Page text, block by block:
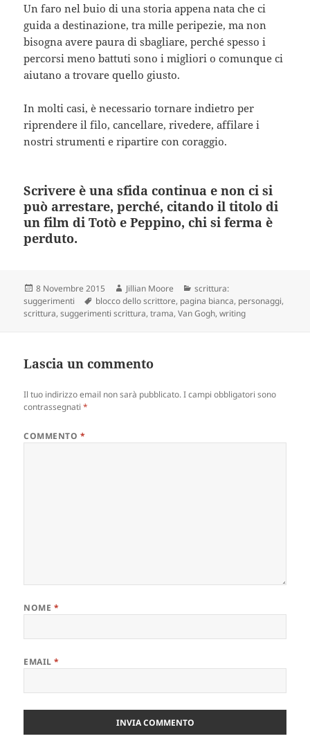
Un faro nel buio di una storia appena nata che ci
guida a destinazione, tra mille peripezie, ma non
bisogna avere paura di sbagliare, perché spesso i
percorsi meno battuti sono i migliori o comunque ci
aiutano a trovare quello giusto.
In molti casi, è necessario tornare indietro per
riprendere il filo, cancellare, rivedere, affilare i
nostri strumenti e ripartire con coraggio.
Scrivere è una sfida continua e non ci si
può arrestare, perché, citando il titolo di
un film di Totò e Peppino, chi si ferma è
perduto.
Scritto
il
8 Novembre 2015 Autore
Jillian Moore Categorie
scrittura:
suggerimenti
Tag
blocco dello scrittore, pagina bianca, personaggi,
scrittura,suggerimenti scrittura,trama,Van Gogh,writing
Lascia un commento
Il tuo indirizzo email non sarà pubblicato. I campi obbligatori sono
contrassegnati*
COMMENTO *
NOME *
EMAIL*